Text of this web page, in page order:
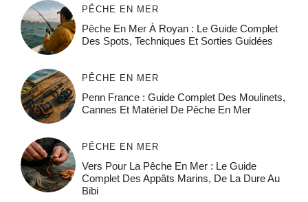
PÊCHE EN MER
Pêche En Mer À Royan : Le Guide Complet
Des Spots, Techniques Et Sorties Guidées
PÊCHE EN MER
Penn France : Guide Complet Des Moulinets,
Cannes Et Matériel De Pêche En Mer
PÊCHE EN MER
Vers Pour La Pêche En Mer : Le Guide
Complet Des Appâts Marins, De La Dure Au
Bibi